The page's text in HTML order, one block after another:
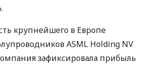
крупнейшего в Европе
ASML Holding NV
зафиксировала прибыль